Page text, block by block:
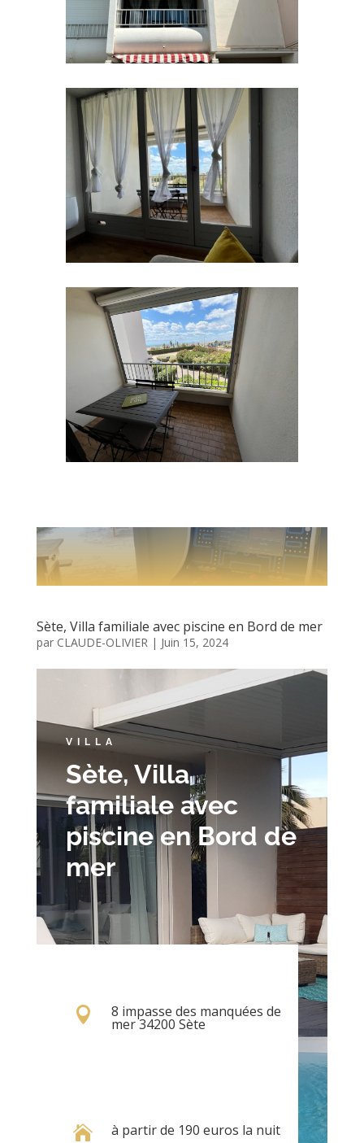
Sète, Villa familiale avec piscine en Bord de mer
par CLAUDE-OLIVIER| Juin 15, 2024
VILLA
Sète, Villa
familiale avec
piscine en Bord de
mer
 8 impasse des manquées de
mer 34200 Sète
 à partir de 190 euros la nuit